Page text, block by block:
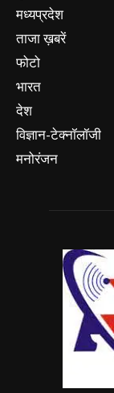
मध्यप्रदेश
ताजा ख़बरें
फोटो
भारत
देश
विज्ञान-टेक्नॉलॉजी
मनोरंजन